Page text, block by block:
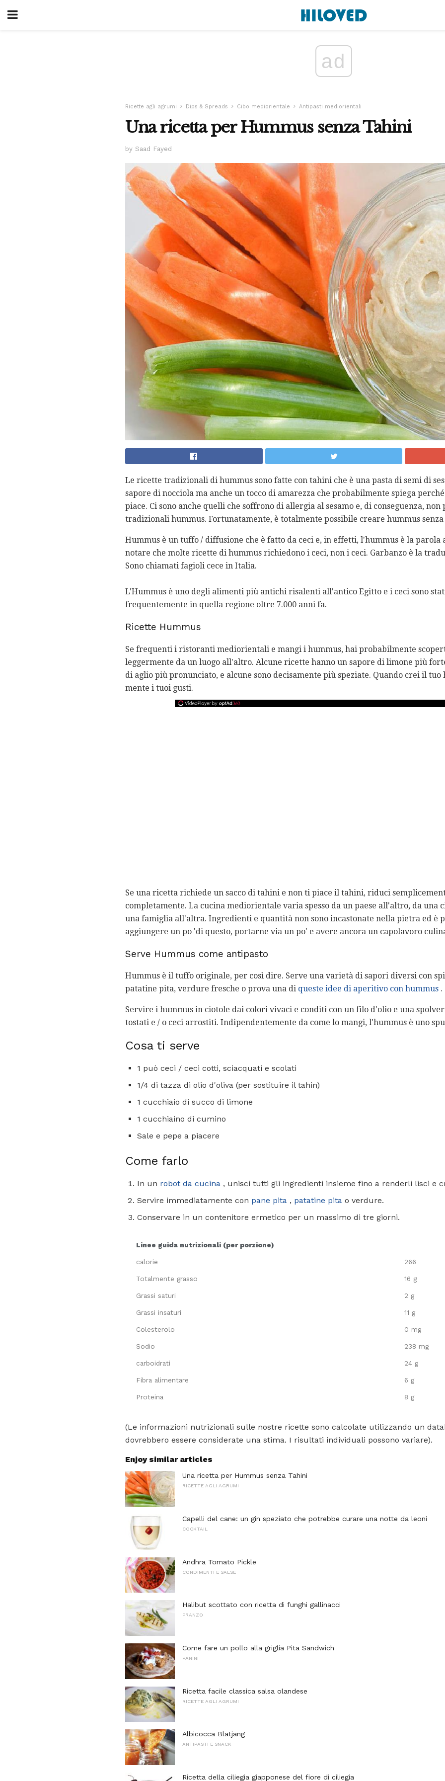
ad
Ricette agli agrumi Dips & Spreads Cibo mediorientale Antipasti mediorientali
Una ricetta per Hummus senza Tahini
by Saad Fayed
Le ricette tradizionali di hummus sono fatte con tahini che è una pasta di semi di
sapore di nocciola ma anche un tocco di amarezza che probabilmente spiega
piace. Ci sono anche quelli che soffrono di allergia al sesamo e, di conseguenza, non
tradizionali hummus. Fortunatamente, è totalmente possibile creare hummus
Hummus è un tuffo / diffusione che è fatto da ceci e, in effetti, l'hummus è la parola
notare che molte ricette di hummus richiedono i ceci, non i ceci. Garbanzo è la
Sono chiamati fagioli cece in Italia.
L'Hummus è uno degli alimenti più antichi risalenti all'antico Egitto e i ceci sono
frequentemente in quella regione oltre 7.000 anni fa.
Ricette Hummus
Se frequenti i ristoranti mediorientali e mangi i hummus, hai probabilmente
leggermente da un luogo all'altro. Alcune ricette hanno un sapore di limone più
di aglio più pronunciato, e alcune sono decisamente più speziate. Quando crei il tuo
mente i tuoi gusti.
Se una ricetta richiede un sacco di tahini e non ti piace il tahini, riduci
completamente. La cucina mediorientale varia spesso da un paese all'altro, da una
una famiglia all'altra. Ingredienti e quantità non sono incastonate nella pietra ed è
aggiungere un po 'di questo, portarne via un po' e avere ancora un capolavoro
Serve Hummus come antipasto
Hummus è il tuffo originale, per così dire. Serve una varietà di sapori diversi con
patatine pita, verdure fresche o prova una di queste idee di aperitivo con hummus .
Servire i hummus in ciotole dai colori vivaci e conditi con un filo d'olio e una
tostati e / o ceci arrostiti. Indipendentemente da come lo mangi, l'hummus è uno
Cosa ti serve
1 può ceci / ceci cotti, sciacquati e scolati
1/4 di tazza di olio d'oliva (per sostituire il tahin)
1 cucchiaio di succo di limone
1 cucchiaino di cumino
Sale e pepe a piacere
Come farlo
In un robot da cucina , unisci tutti gli ingredienti insieme fino a renderli lisci e
Servire immediatamente con pane pita , patatine pita o verdure.
Conservare in un contenitore ermetico per un massimo di tre giorni.
Linee guida nutrizionali (per porzione)
calorie 266
Totalmente grasso 16 g
Grassi saturi 2 g
Grassi insaturi 11 g
Colesterolo 0 mg
Sodio 238 mg
carboidrati 24 g
Fibra alimentare 6 g
Proteina 8 g
(Le informazioni nutrizionali sulle nostre ricette sono calcolate utilizzando un
dovrebbero essere considerate una stima. I risultati individuali possono variare).
Enjoy similar articles
Una ricetta per Hummus senza Tahini
RICETTE AGLI AGRUMI
Capelli del cane: un gin speziato che potrebbe curare una notte da leoni
COCKTAIL
Andhra Tomato Pickle
CONDIMENTI E SALSE
Halibut scottato con ricetta di funghi gallinacci
PRANZO
Come fare un pollo alla griglia Pita Sandwich
PANINI
Ricetta facile classica salsa olandese
RICETTE AGLI AGRUMI
Albicocca Blatjang
ANTIPASTI E SNACK
Ricetta della ciliegia giapponese del fiore di ciliegia